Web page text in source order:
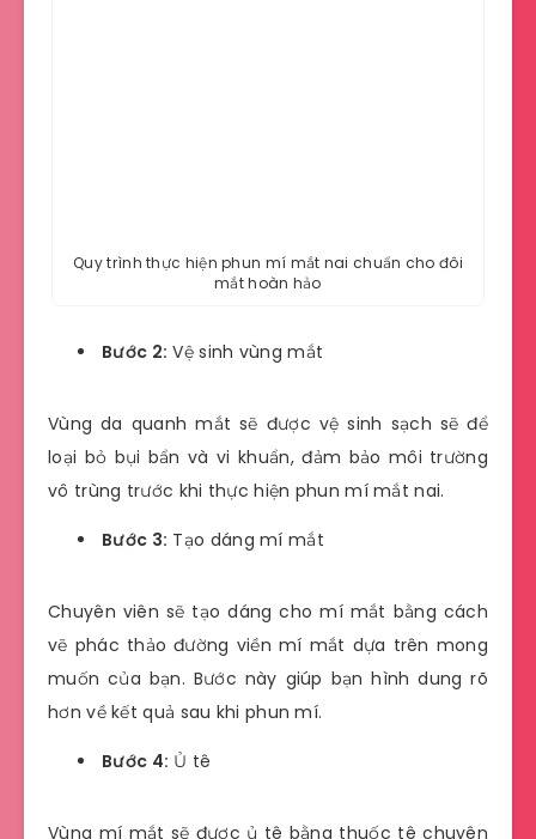
Quy trình thực hiện phun mí mắt nai chuẩn cho đôi
mắt hoàn hảo
Bước 2: Vệ sinh vùng mắt
Vùng da quanh mắt sẽ được vệ sinh sạch sẽ để
loại bỏ bụi bẩn và vi khuẩn, đảm bảo môi trường
vô trùng trước khi thực hiện phun mí mắt nai.
Bước 3: Tạo dáng mí mắt
Chuyên viên sẽ tạo dáng cho mí mắt bằng cách
vẽ phác thảo đường viền mí mắt dựa trên mong
muốn của bạn. Bước này giúp bạn hình dung rõ
hơn về kết quả sau khi phun mí.
Bước 4: Ủ tê
Vùng mí mắt sẽ được ủ tê bằng thuốc tê chuyên